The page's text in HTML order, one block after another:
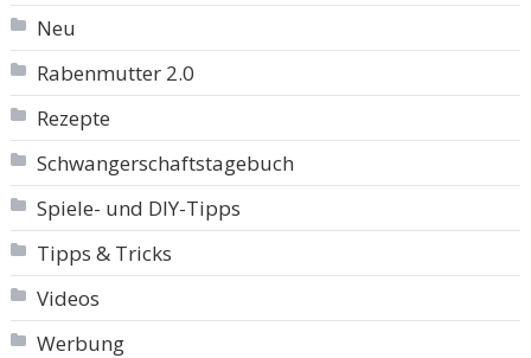
Neu
Rabenmutter 2.0
Rezepte
Schwangerschaftstagebuch
Spiele- und DIY-Tipps
Tipps & Tricks
Videos
Werbung